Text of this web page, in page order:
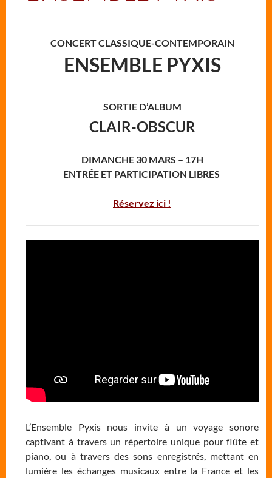
CONCERT CLASSIQUE-CONTEMPORAIN
ENSEMBLE PYXIS
SORTIE D’ALBUM
CLAIR-OBSCUR
DIMANCHE 30 MARS – 17H
ENTRÉE ET PARTICIPATION LIBRES
Réservez ici !
L’Ensemble Pyxis nous invite à un voyage sonore
captivant à travers un répertoire unique pour flûte et
piano, ou à travers des sons enregistrés, mettant en
lumière les échanges musicaux entre la France et les